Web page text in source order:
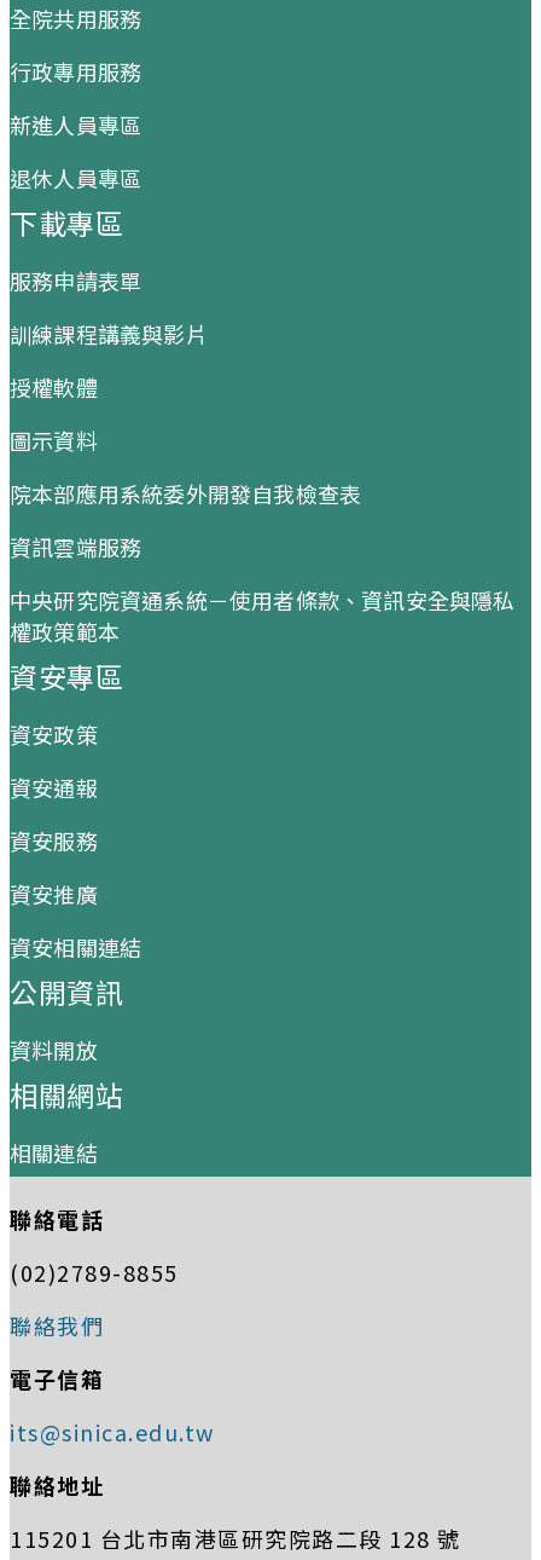
全院共用服務
行政專用服務
新進人員專區
退休人員專區
下載專區
服務申請表單
訓練課程講義與影片
授權軟體
圖示資料
院本部應用系統委外開發自我檢查表
資訊雲端服務
中央研究院資通系統－使用者條款、資訊安全與隱私
權政策範本
資安專區
資安政策
資安通報
資安服務
資安推廣
資安相關連結
公開資訊
資料開放
相關網站
相關連結
聯絡電話
(02)2789-8855
聯絡我們
電子信箱
its@sinica.edu.tw
聯絡地址
115201 台北市南港區研究院路二段 128 號